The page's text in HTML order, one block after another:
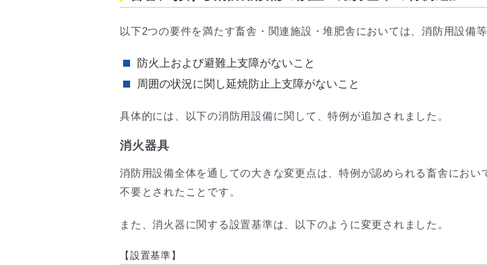
以下2つの要件を満たす畜舎・関連施設・堆肥舎においては、消防用設備
防火上および避難上支障がないこと
周囲の状況に関し延焼防止上支障がないこと
具体的には、以下の消防用設備に関して、特例が追加されました。
消火器具
消防用設備全体を通しての大きな変更点は、特例が認められる畜舎にお
不要とされたことです。
また、消火器に関する設置基準は、以下のように変更されました。
【設置基準】